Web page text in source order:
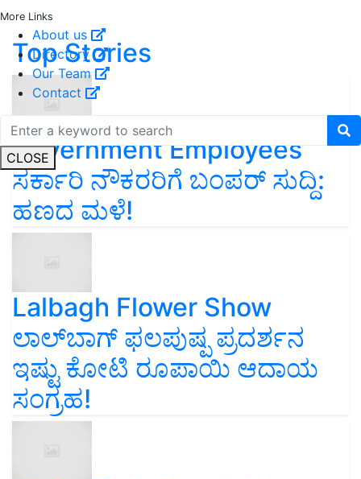
More Links
About us
Directory
Our Team
Contact
CLOSE
Top Stories
Government Employees
ಸರ್ಕಾರಿ ನೌಕರರಿಗೆ ಬಂಪರ್‌ ಸುದ್ದಿ:
ಹಣದ ಮಳೆ!
Lalbagh Flower Show
ಲಾಲ್‌ಬಾಗ್ ಫಲಪುಷ್ಪ ಪ್ರದರ್ಶನ
ಇಷ್ಟು ಕೋಟಿ ರೂಪಾಯಿ ಆದಾಯ
ಸಂಗ್ರಹ!